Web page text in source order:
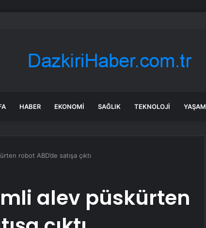
geleceğin inşası için dev adım: “Büyük Aile Platformu” kuruldu
HABER EKONOMI SAĞLIK TEKNOLOJI YAŞAM
robot ABD’de satışa çıktı
alev püskürten